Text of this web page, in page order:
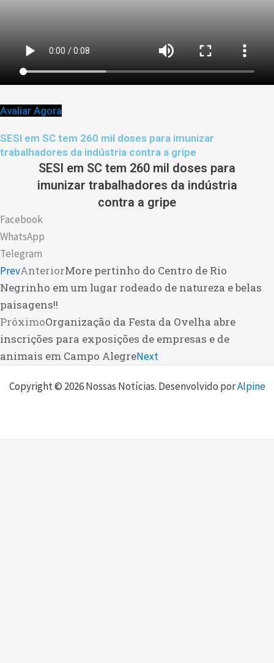
Avaliar Agora
SESI em SC tem 260 mil doses para imunizar
trabalhadores da indústria contra a gripe
SESI em SC tem 260 mil doses para
imunizar trabalhadores da indústria
contra a gripe
Facebook
WhatsApp
Telegram
PrevAnteriorMore pertinho do Centro de Rio
Negrinho em um lugar rodeado de natureza e belas
paisagens!!
PróximoOrganização da Festa da Ovelha abre
inscrições para exposições de empresas e de
animais em Campo AlegreNext
Copyright © 2026 Nossas Notícias. Desenvolvido porAlpine